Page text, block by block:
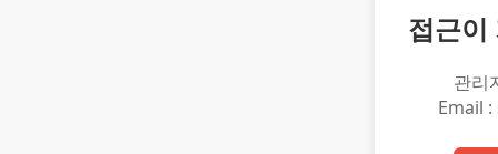
접근이
관리
Email